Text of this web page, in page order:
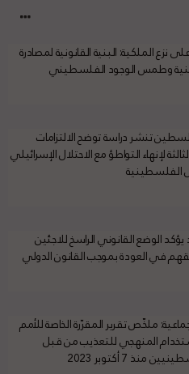
نزع الملكية: البنية القانونية لمصادرة
وطمس الوجود الفلسطيني
تنشر دراسة توضح الالتزامات
لإنهاء التواطؤ مع الاحتلال الإسرائيلي
الفلسطينية
الوضع القانوني الراسخ للاجئين
في العودة بموجب القانون الدولي
ملخّص تقرير المقرّرة الخاصة للأمم
المنهجي للتعذيب من قبل
7 أكتوبر 2023